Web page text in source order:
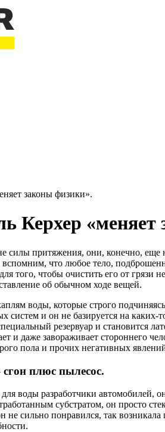
законы физики».
Керхер
силы притяжения, они, конечно,
что любое тело,
того, чтобы очистить его от грязи
об обычном ходе вещей.
воды, которые строго
систем и он не базируется на
резервуар и становится
и даже завораживает стороннего
пола и прочих негативных
сгон плюс пылесос.
воды разработчики автомобилей,
субстратом, он просто
сильно понравился, так